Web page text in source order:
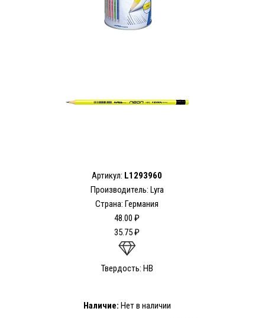
Артикул: L1293960
Производитель: Lyra
Страна: Германия
48.00 ₽
35.75 ₽
Твердость: HB
Наличие: Нет в наличии